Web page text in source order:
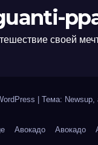
своей
Тема: Newsup,
Авокадо Авокадо